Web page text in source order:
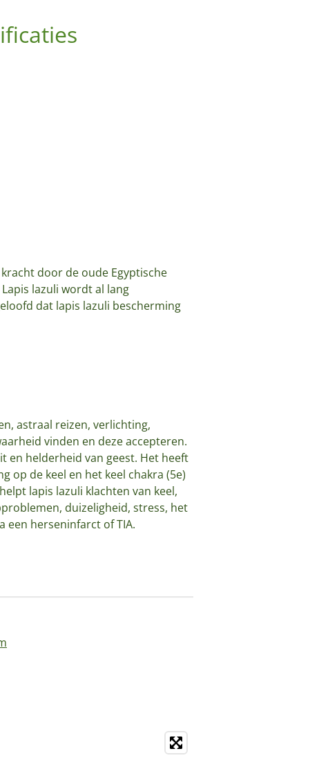
door de oude Egyptische
lazuli wordt al lang
dat lapis lazuli bescherming
astraal reizen, verlichting,
vinden en deze accepteren.
en helderheid van geest. Het heeft
op de keel en het keel chakra (5e)
lapis lazuli klachten van keel,
duizeligheid, stress, het
herseninfarct of TIA.